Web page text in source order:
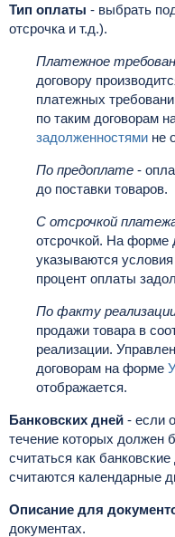
Тип оплаты - выбрать
отсрочка и т.д.).
Платежное
договору
платежных
по таким договорам
задолженностями не
По предоплате -
до поставки товаров.
С отсрочкой
отсрочкой. На форме
указываются
процент оплаты
По факту
продажи товара в
реализации.
договорам на форме
отображается.
Банковских дней - если
течение которых должен
считаться как
считаются календарные
Описание для
документах.